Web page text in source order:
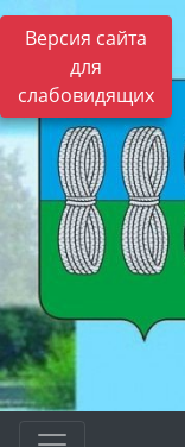
Версия сайта
для
слабовидящих